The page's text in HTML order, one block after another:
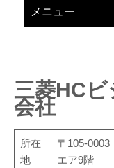
メニュー
三菱HC
会社
所在
地
〒105-
エア9階